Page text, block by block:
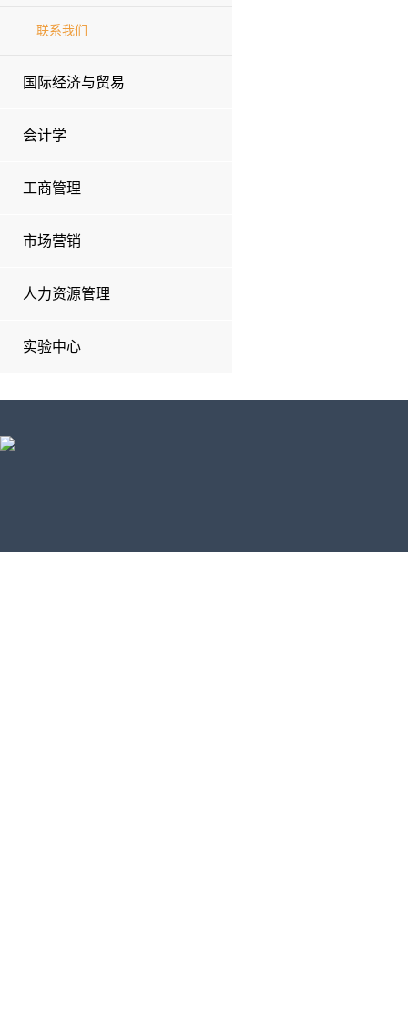
联系我们
国际经济与贸易
会计学
工商管理
市场营销
人力资源管理
实验中心